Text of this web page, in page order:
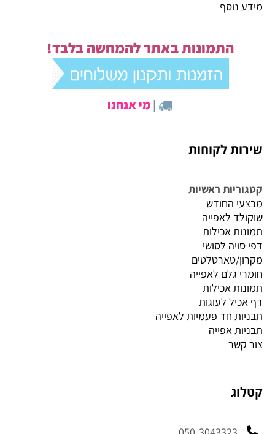
מידע נוסף
התמונות באתר להמחשה בלבד!
|מי אנחנו
שירות לקוחות
קטגוריות ראשיות
מבצעי החודש
שוקולד לאפייה
תמונות אכילות
דפי סויה לסושי
מקרון/טארטלטים
חומרי גלם לאפייה
תמונות אכילות
דף אכיל לעוגות
תבניות חד פעמיות לאפייה
תבניות אפייה
צור קשר
קטלוג